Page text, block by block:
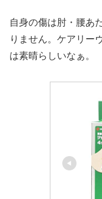
自身の傷は肘・腰あ
りません。ケアリー
は素晴らしいなぁ。